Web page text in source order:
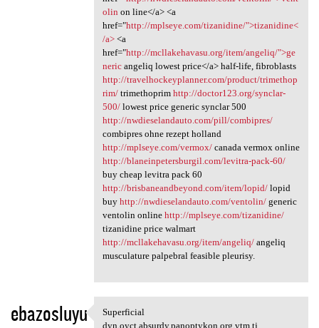
olin on line</a> <a
href="http://mplseye.com/tizanidine/">tizanidine<
/a><a
href="http://mcllakehavasu.org/item/angeliq/">ge
nericangeliq lowest price</a> half-life, fibroblasts
http://travelhockeyplanner.com/product/trimethop
rim/trimethoprim http://doctor123.org/synclar-
500/lowest price generic synclar 500
http://nwdieselandauto.com/pill/combipres/
combipres ohne rezept holland
http://mplseye.com/vermox/canada vermox online
http://blaneinpetersburgil.com/levitra-pack-60/
buy cheap levitra pack 60
http://brisbaneandbeyond.com/item/lopid/lopid
buy http://nwdieselandauto.com/ventolin/generic
ventolin online http://mplseye.com/tizanidine/
tizanidine price walmart
http://mcllakehavasu.org/item/angeliq/angeliq
musculature palpebral feasible pleurisy.
ebazosluyu Superficial dyn.oyct.absurdy
Superficial
dyn.oyct.absurdy.panoptykon.org.vtm.tj